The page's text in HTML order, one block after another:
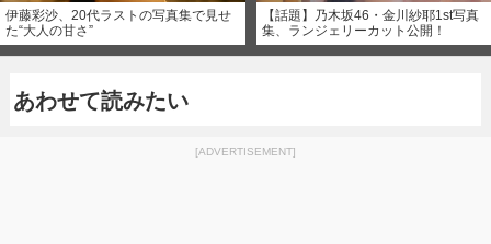
伊藤彩沙、20代ラストの写真集で見せ
た“大人の甘さ”
【話題】乃木坂46・金川紗耶1st写真
集、ランジェリーカット公開！
あわせて読みたい
[ADVERTISEMENT]